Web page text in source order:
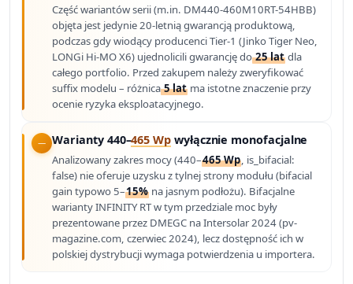
Część wariantów serii (m.in. DM440-460M10RT-54HBB)
objęta jest jedynie 20-letnią gwarancją produktową,
podczas gdy wiodący producenci Tier-1 (Jinko Tiger Neo,
LONGi Hi-MO X6) ujednolicili gwarancję do25 lat dla
całego portfolio. Przed zakupem należy zweryfikować
suffix modelu – różnica5 lat ma istotne znaczenie przy
ocenie ryzyka eksploatacyjnego.
Warianty 440–465 Wp wyłącznie monofacjalne
Analizowany zakres mocy (440–465 Wp, is_bifacial:
false) nie oferuje uzysku z tylnej strony modułu (bifacial
gain typowo 5–15% na jasnym podłożu). Bifacjalne
warianty INFINITY RT w tym przedziale moc były
prezentowane przez DMEGC na Intersolar 2024 (pv-
magazine.com, czerwiec 2024), lecz dostępność ich w
polskiej dystrybucji wymaga potwierdzenia u importera.